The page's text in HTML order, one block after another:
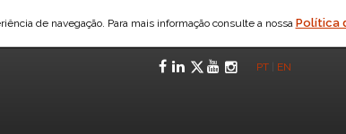
de navegação. Para mais informação consulte a nossa Política
Facebook
LinkedIn
Twitter
YouTube
PT EN